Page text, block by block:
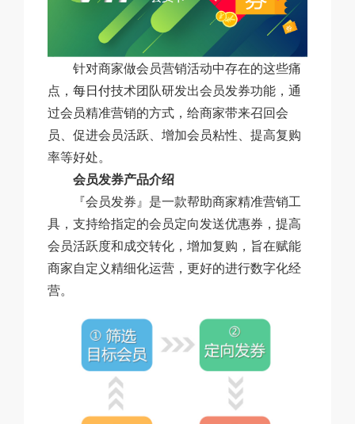
针对商家做会员营销活动中存在的这些痛
点， 每日付技术团队研发出会员发券功能，通
过会员精准营销的方式，给商家带来召回会
员、促进会员活跃、增加会员粘性、提高复购
率等好处。
会员发券产品介绍
『会员发券』是一款帮助商家精准营销工
具，支持给指定的会员定向发送优惠券，提高
会员活跃度和成交转化，增加复购，旨在赋能
商家自定义精细化运营，更好的进行数字化经
营。